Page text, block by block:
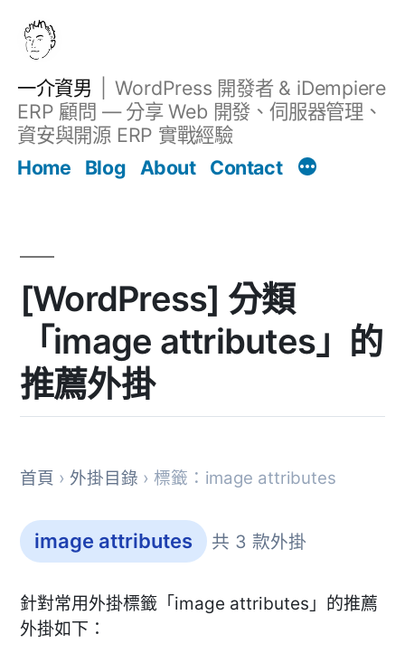
一介資男
WordPress 開發者 & iDempiere
ERP 顧問 — 分享 Web 開發、伺服器管理、
資安與開源 ERP 實戰經驗
Home
Blog About Contact
[WordPress] 分類
「image attributes」的
推薦外掛
首頁 › 外掛目錄 › 標籤：image attributes
image attributes 共 3 款外掛
針對常用外掛標籤「image attributes」的推薦
外掛如下：
文章